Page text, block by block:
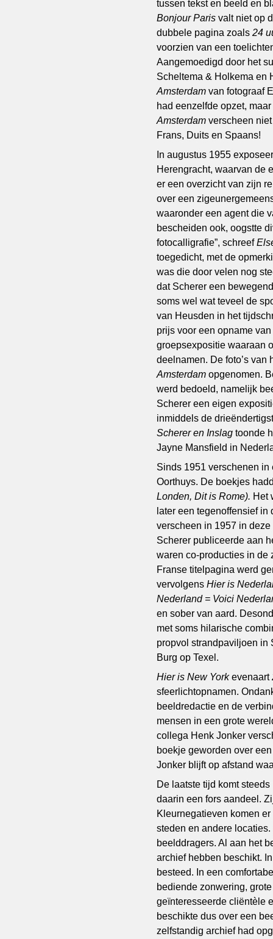
tussen tekst en beeld en
Bonjour Parisvalt niet op
dubbele pagina zoals24
voorzien van een
Aangemoedigd door het
Scheltema & Holkema en
Amsterdamvan fotograaf
had eenzelfde opzet,
Amsterdamverscheen
Frans, Duits en Spaans!
In augustus 1955
Herengracht, waarvan de
er een overzicht van zijn
over een
waaronder een agent die
bescheiden ook, oogstte
fotocalligrafie”, schreef
toegedicht, met de
was die door velen nog
dat Scherer een
soms wel wat teveel de
van Heusden in het
prijs voor een opname
groepsexpositie waaraan
deelnamen. De foto’s
Amsterdamopgenomen.
werd bedoeld, namelijk
Scherer een eigen
inmiddels de
Scherer en Inslagtoonde
Jayne Mansfield in
Sinds 1951 verschenen
Oorthuys. De boekjes
Londen, Dit is Rome). Het
later een tegenoffensief
verscheen in 1957 in
Scherer publiceerde aan
waren co-producties in de
Franse titelpagina werd
vervolgensHier is
Nederland = Voici
en sober van aard.
met soms hilarische
propvol strandpaviljoen in
Burg op Texel.
Hier is New Yorkevenaart
sfeerlichtopnamen.
beeldredactie en de
mensen in een grote
collega Henk Jonker
boekje geworden over
Jonker blijft op afstand
De laatste tijd komt
daarin een fors aandeel.
Kleurnegatieven komen
steden en andere
beelddragers. Al aan het
archief hebben beschikt.
besteed. In een
bediende zonwering,
geïnteresseerde cliëntèle
beschikte dus over een
zelfstandig archief had